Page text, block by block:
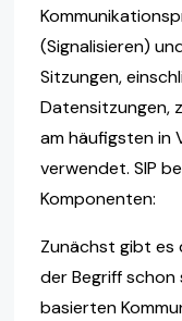
(Signalisieren)
Sitzungen,
Datensitzungen,
am häufigsten in
verwendet. SIP
Komponenten:
Zunächst gibt es
der Begriff
basierten